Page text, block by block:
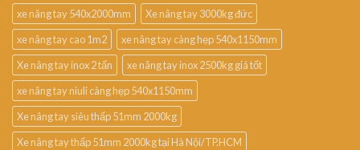
xe nâng tay 540x2000mm
Xe nâng tay 3000kg đức
xe nâng tay cao 1m2
xe nâng tay càng hẹp 540x1150mm
Xe nâng tay inox 2 tấn
xe nâng tay inox 2500kg giá tốt
xe nâng tay niuli càng hẹp 540x1150mm
Xe nâng tay siêu thấp 51mm 2000kg
Xe nâng tay thấp 51mm 2000kg tại Hà Nội/TP.HCM